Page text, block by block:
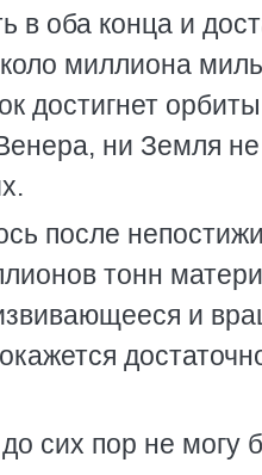
в оба конца и
миллиона
достигнет
ни Земля не
после
тонн
и
сих пор не могу